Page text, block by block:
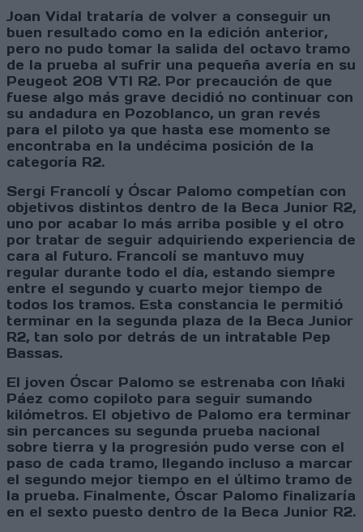
Joan Vidal trataría de volver a conseguir un
buen resultado como en la edición anterior,
pero no pudo tomar la salida del octavo tramo
de la prueba al sufrir una pequeña avería en su
Peugeot 208 VTI R2. Por precaución de que
fuese algo más grave decidió no continuar con
su andadura en Pozoblanco, un gran revés
para el piloto ya que hasta ese momento se
encontraba en la undécima posición de la
categoría R2.
Sergi Francolí y Óscar Palomo competían con
objetivos distintos dentro de la Beca Junior R2,
uno por acabar lo más arriba posible y el otro
por tratar de seguir adquiriendo experiencia de
cara al futuro. Francolí se mantuvo muy
regular durante todo el día, estando siempre
entre el segundo y cuarto mejor tiempo de
todos los tramos. Esta constancia le permitió
terminar en la segunda plaza de la Beca Junior
R2, tan solo por detrás de un intratable Pep
Bassas.
El joven Óscar Palomo se estrenaba con Iñaki
Páez como copiloto para seguir sumando
kilómetros. El objetivo de Palomo era terminar
sin percances su segunda prueba nacional
sobre tierra y la progresión pudo verse con el
paso de cada tramo, llegando incluso a marcar
el segundo mejor tiempo en el último tramo de
la prueba. Finalmente, Óscar Palomo finalizaría
en el sexto puesto dentro de la Beca Junior R2.